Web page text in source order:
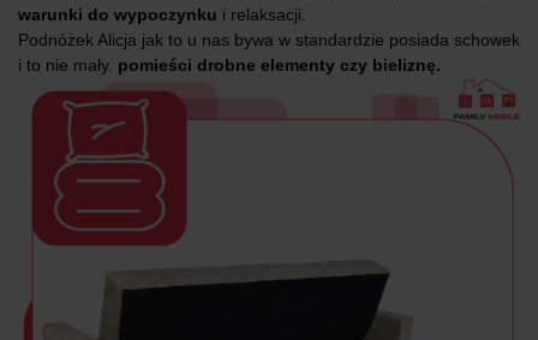
warunki do wypoczynku i relaksacji.
Podnóżek Alicja jak to u nas bywa w standardzie posiada schowek
i to nie mały. pomieści drobne elementy czy bieliznę.